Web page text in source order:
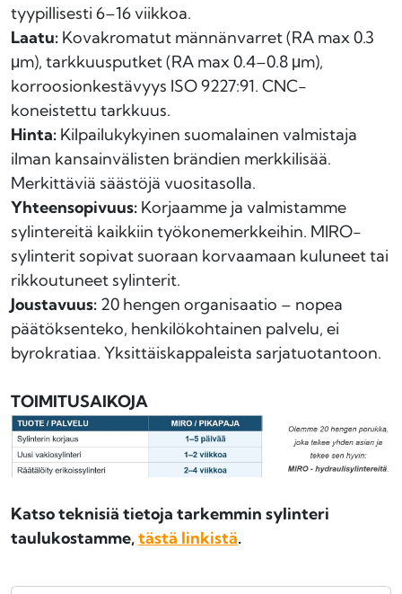
tyypillisesti 6–16 viikkoa.
Laatu: Kovakromatut männänvarret (RA max 0.3
μm), tarkkuusputket (RA max 0.4–0.8 μm),
korroosionkestävyys ISO 9227:91. CNC-
koneistettu tarkkuus.
Hinta: Kilpailukykyinen suomalainen valmistaja
ilman kansainvälisten brändien merkkilisää.
Merkittäviä säästöjä vuositasolla.
Yhteensopivuus: Korjaamme ja valmistamme
sylintereitä kaikkiin työkonemerkkeihin. MIRO-
sylinterit sopivat suoraan korvaamaan kuluneet tai
rikkoutuneet sylinterit.
Joustavuus: 20 hengen organisaatio – nopea
päätöksenteko, henkilökohtainen palvelu, ei
byrokratiaa. Yksittäiskappaleista sarjatuotantoon.
TOIMITUSAIKOJA
Katso teknisiä tietoja tarkemmin sylinteri
taulukostamme,tästä linkistä.